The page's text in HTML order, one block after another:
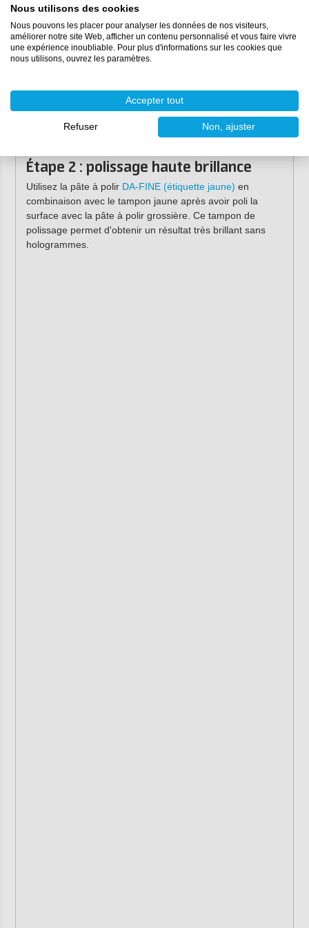
Le processus de double action ne comporte que deux
étapes.
Étape 1 : polissage grossier
Coarse (étiquette bleue)en combinaison avec le
de polissage bleu. Le tampon de laine élimine
efficacement les rayures, les ternissures et les
Étape 2 : polissage haute brillance
Utilisez la pâte à polir DA-FINE (étiquette jaune) en
combinaison avec le tampon jaune après avoir poli la
surface avec la pâte à polir grossière. Ce tampon de
polissage permet d'obtenir un résultat très brillant sans
hologrammes.
Nous utilisons des cookies
Nous pouvons les placer pour analyser les données de nos visiteurs,
améliorer notre site Web, afficher un contenu personnalisé et vous faire vivre
une expérience inoubliable. Pour plus d'informations sur les cookies que
nous utilisons, ouvrez les paramètres.
Accepter tout
Refuser Non, ajuster